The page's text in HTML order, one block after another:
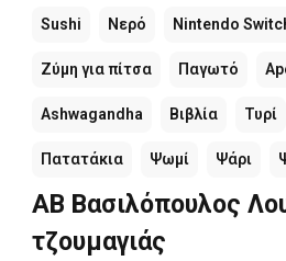
Sushi Νερό Nintendo
Ζύμη για πίτσα Παγωτό
Ashwagandha Βιβλία Τυρί
Πατατάκια Ψωμί Ψάρι
ΑΒ Βασιλόπουλος
τζουμαγιάς